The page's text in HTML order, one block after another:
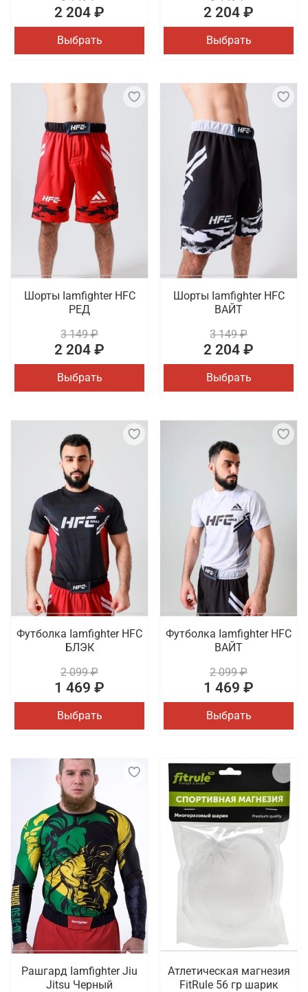
2 204 ₽
Выбрать
2 204 ₽
Выбрать
Шорты Iamfighter HFC
РЕД
3 149 ₽
2 204 ₽
Выбрать
Шорты Iamfighter HFC
ВАЙТ
3 149 ₽
2 204 ₽
Выбрать
Футболка Iamfighter HFC
БЛЭК
2 099 ₽
1 469 ₽
Выбрать
Футболка Iamfighter HFC
ВАЙТ
2 099 ₽
1 469 ₽
Выбрать
Рашгард Iamfighter Jiu
Jitsu Черный
Атлетическая магнезия
FitRule 56 гр шарик